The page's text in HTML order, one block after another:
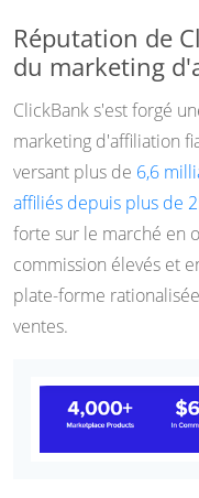
Réputation de
du marketing
ClickBank s'est forgé
marketing d'affiliation
versant plus de 6,6
affiliés depuis plus de
forte sur le marché en
commission élevés et
plate-forme
ventes.